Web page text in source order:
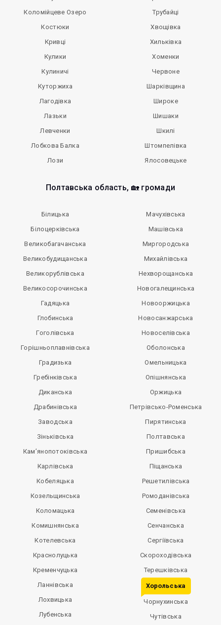
Коломійцеве Озеро
Костюки
Кривці
Кулики
Кулиничі
Куторжиха
Лагодівка
Лазьки
Левченки
Лобкова Балка
Лози
Трубайці
Хвощівка
Хильківка
Хоменки
Червоне
Шарківщина
Широке
Шишаки
Шкилі
Штомпелівка
Ялосовецьке
Полтавська область, 🏡 громади
Білицька
Білоцерківська
Великобагачанська
Великобудищанська
Великорублівська
Великосорочинська
Гадяцька
Глобинська
Гоголівська
Горішньоплавнівська
Градизька
Гребінківська
Диканська
Драбинівська
Заводська
Зіньківська
Кам’янопотоківська
Карлівська
Кобеляцька
Козельщинська
Коломацька
Комишнянська
Котелевська
Краснолуцька
Кременчуцька
Ланнівська
Лохвицька
Лубенська
Мачухівська
Машівська
Миргородська
Михайлівська
Нехворощанська
Новогалещинська
Новооржицька
Новосанжарська
Новоселівська
Оболонська
Омельницька
Опішнянська
Оржицька
Петрівсько-Роменська
Пирятинська
Полтавська
Пришибська
Піщанська
Решетилівська
Ромоданівська
Семенівська
Сенчанська
Сергіївська
Скороходівська
Терешківська
Хорольська
Чорнухинська
Чутівська